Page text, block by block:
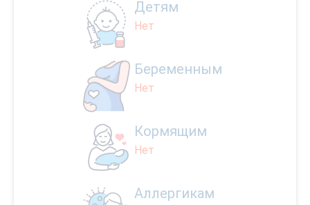
Детям
Нет
Беременным
Нет
Кормящим
Нет
Аллергикам